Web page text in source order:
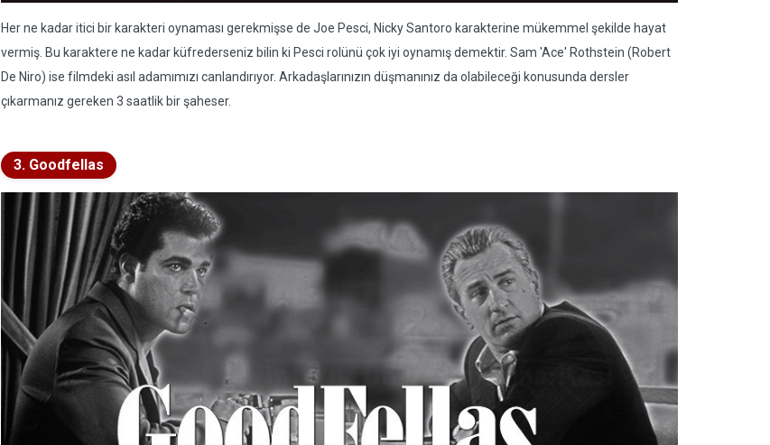
Her ne kadar itici bir karakteri oynaması gerekmişse de Joe Pesci, Nicky Santoro karakterine mükemmel şekilde hayat
vermiş. Bu karaktere ne kadar küfrederseniz bilin ki Pesci rolünü çok iyi oynamış demektir. Sam 'Ace' Rothstein (Robert
De Niro) ise filmdeki asıl adamımızı canlandırıyor. Arkadaşlarınızın düşmanınız da olabileceği konusunda dersler
çıkarmanız gereken 3 saatlik bir şaheser.
3. Goodfellas